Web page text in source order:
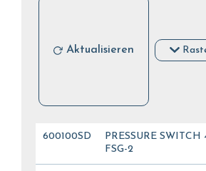
Aktualisieren
600100SD
PRESSURE SWITCH
FSG-2